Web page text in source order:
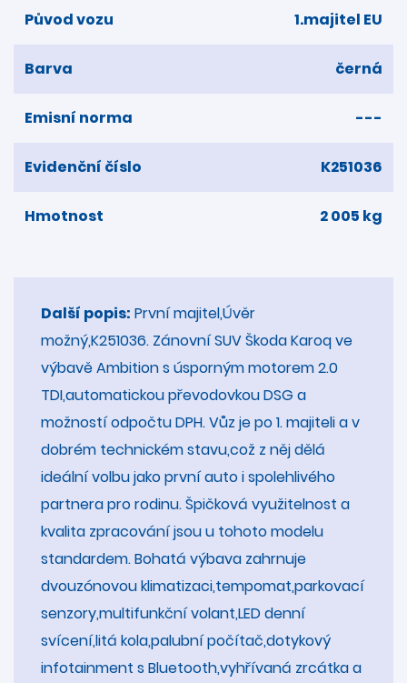
Původ vozu 1.majitel EU
Barva černá
Emisní norma ---
Evidenční číslo K251036
Hmotnost 2 005 kg
Další popis: První majitel,Úvěr
možný,K251036. Zánovní SUV Škoda Karoq ve
výbavě Ambition s úsporným motorem 2.0
TDI,automatickou převodovkou DSG a
možností odpočtu DPH. Vůz je po 1. majiteli a v
dobrém technickém stavu,což z něj dělá
ideální volbu jako první auto i spolehlivého
partnera pro rodinu. Špičková využitelnost a
kvalita zpracování jsou u tohoto modelu
standardem. Bohatá výbava zahrnuje
dvouzónovou klimatizaci,tempomat,parkovací
senzory,multifunkční volant,LED denní
svícení,litá kola,palubní počítač,dotykový
infotainment s Bluetooth,vyhřívaná zrcátka a